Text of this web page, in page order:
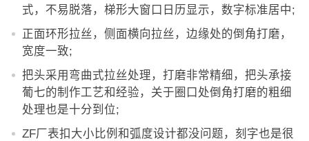
式，不易脱落，梯形大窗口日历显示，数字标准居中;
正面环形拉丝，侧面横向拉丝，边缘处的倒角打磨，
宽度一致;
把头采用弯曲式拉丝处理，打磨非常精细，把头承接
葡七的制作工艺和经验，关于圈口处倒角打磨的粗细
处理也是十分到位;
ZF厂表扣大小比例和弧度设计都没问题，刻字也是很